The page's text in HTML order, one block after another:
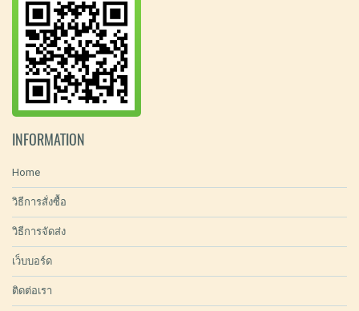
INFORMATION
Home
วิธีการสั่งซื้อ
วิธีการจัดส่ง
เว็บบอร์ด
ติดต่อเรา